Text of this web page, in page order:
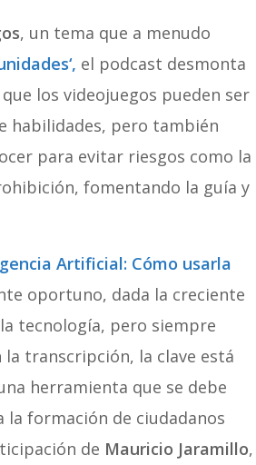
, un tema que a menudo
‘, el podcast desmonta
los videojuegos pueden ser
habilidades, pero también
para evitar riesgos como la
fomentando la guía y
Artificial: Cómo usarla
oportuno, dada la creciente
tecnología, pero siempre
transcripción, la clave está
herramienta que se debe
formación de ciudadanos
de Mauricio Jaramillo,